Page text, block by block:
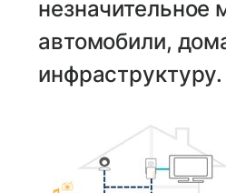
незначительное
автомобили,
инфраструктуру.